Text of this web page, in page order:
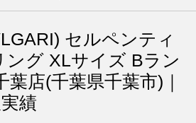
セルペンティ
ング XLサイズ Bラン
葉店(千葉県千葉市)｜
績